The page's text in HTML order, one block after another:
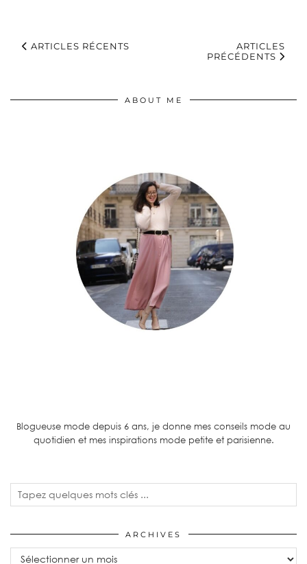
ARTICLES RÉCENTS
ARTICLES
PRÉCÉDENTS
ABOUT ME
Blogueuse mode depuis 6 ans, je donne mes conseils mode au
quotidien et mes inspirations mode petite et parisienne.
ARCHIVES
Archives